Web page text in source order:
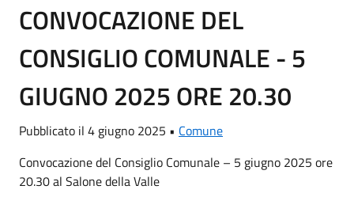
CONVOCAZIONE DEL
CONSIGLIO COMUNALE - 5
GIUGNO 2025 ORE 20.30
Pubblicato il 4 giugno 2025 • Comune
Convocazione del Consiglio Comunale – 5 giugno 2025 ore
20.30 al Salone della Valle